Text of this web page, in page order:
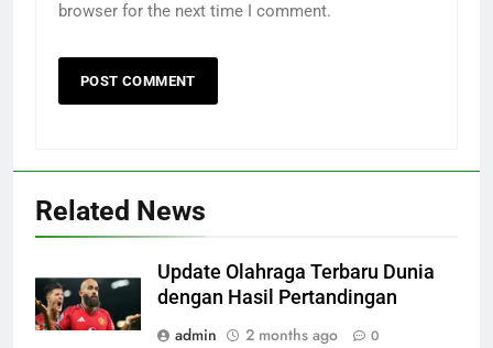
browser for the next time I comment.
Related News
Update Olahraga Terbaru Dunia
dengan Hasil Pertandingan
admin
2 months ago 0